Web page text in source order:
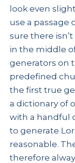
look even
use a passage
sure there
in the middle
generators on
predefined
the first true
a dictionary of
with a handful
to generate
reasonable.
therefore